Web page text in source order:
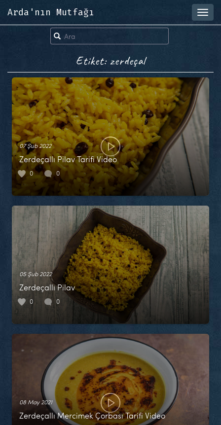
Arda'nın Mutfağı
Etiket: zerdeçal
07 Şub 2022
Zerdeçallı Pilav Tarifi Video
0 0
05 Şub 2022
Zerdeçallı Pilav
0 0
08 May 2021
Zerdeçallı Mercimek Çorbası Tarifi Video